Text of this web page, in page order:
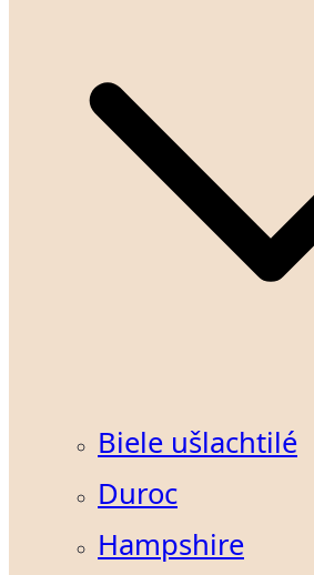
Biele ušlachtilé
Duroc
Hampshire